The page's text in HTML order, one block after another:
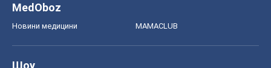
MedOboz
Новини медицини MAMACLUB
Шоу